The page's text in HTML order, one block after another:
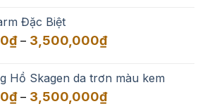
đến
Đặc Biệt
₫ – 3,500,000₫Khoảng
550,000₫
đến
Hồ Skagen da trơn màu kem
₫ – 3,500,000₫Khoảng